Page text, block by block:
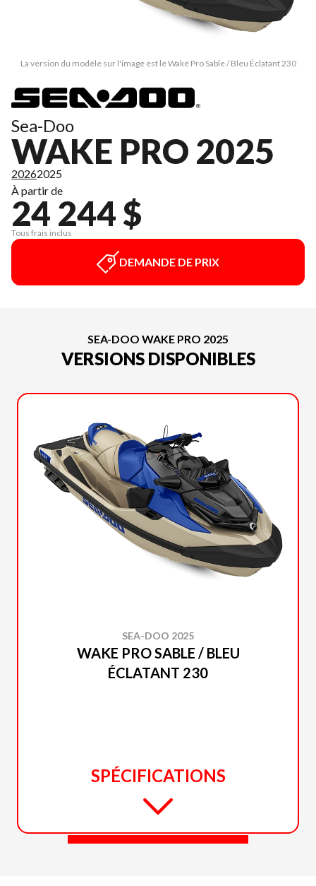
La version du modèle sur l'image est le Wake Pro Sable / Bleu Éclatant 230
Sea-Doo
WAKE PRO 2025
20262025
À partir de
24 244 $
Tous frais inclus
DEMANDE DE PRIX
SEA-DOO WAKE PRO 2025
VERSIONS DISPONIBLES
SEA-DOO 2025
WAKE PRO SABLE / BLEU
ÉCLATANT 230
SPÉCIFICATIONS